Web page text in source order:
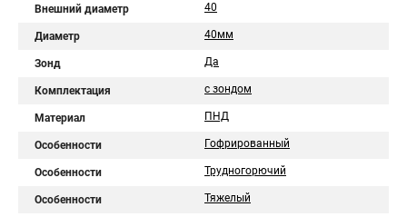
Внешний диаметр 40
Диаметр 40мм
Зонд Да
Комплектация с зондом
Материал ПНД
Особенности Гофрированный
Особенности Трудногорючий
Особенности Тяжелый